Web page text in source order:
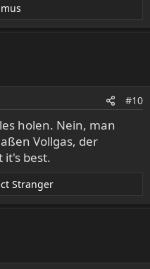
#10
holen. Nein, man
Vollgas, der
it's best.
Stranger